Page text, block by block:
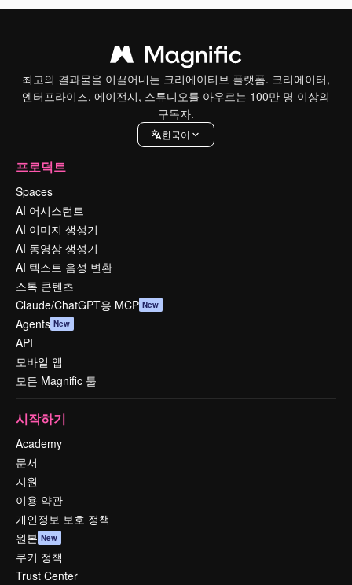
최고의 결과물을 이끌어내는 크리에이티브 플랫폼. 크리에이터,
엔터프라이즈, 에이전시, 스튜디오를 아우르는 100만 명 이상의
구독자.
한국어
프로덕트
Spaces
AI 어시스턴트
AI 이미지 생성기
AI 동영상 생성기
AI 텍스트 음성 변환
스톡 콘텐츠
Claude/ChatGPT용 MCP New
Agents New
API
모바일 앱
모든 Magnific 툴
시작하기
Academy
문서
지원
이용 약관
개인정보 보호 정책
원본 New
쿠키 정책
Trust Center